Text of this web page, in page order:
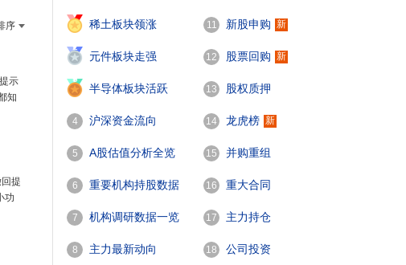
序
示
知
提
功
稀土板块领涨
2
元件板块走强
3
半导体板块活跃
4 沪深资金流向
5 A股估值分析全览
6 重要机构持股数据
7 机构调研数据一览
8 主力最新动向
11 新股申购 新
12 股票回购 新
13 股权质押
14 龙虎榜 新
15 并购重组
16 重大合同
17 主力持仓
18 公司投资